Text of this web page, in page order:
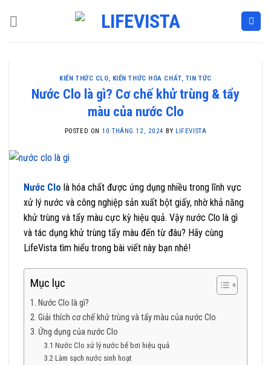
KIẾN THỨC CLO, KIẾN THỨC HÓA CHẤT, TIN TỨC
Nước Clo là gì? Cơ chế khử trùng & tẩy
màu của nước Clo
POSTED ON 10 THÁNG 12, 2024 BY LIFEVISTA
Nước Clo là hóa chất được ứng dụng nhiều trong lĩnh vực
xử lý nước và công nghiệp sản xuất bột giấy, nhờ khả năng
khử trùng và tẩy màu cực kỳ hiệu quả. Vậy nước Clo là gì
và tác dụng khử trùng tẩy màu đến từ đâu? Hãy cùng
LifeVista tìm hiểu trong bài viết này bạn nhé!
Mục lục
1. Nước Clo là gì?
2. Giải thích cơ chế khử trùng và tẩy màu của nước Clo
3. Ứng dụng của nước Clo
3.1 Nước Clo xử lý nước bể bơi hiệu quả
3.2 Làm sạch nước sinh hoạt